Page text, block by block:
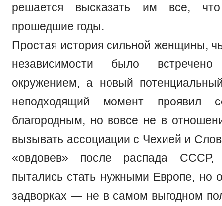
решается высказать им все,
прошедшие годы.
Простая история сильной женщины,
независимости было
окружением, а новый
неподходящий момент проявил
благородным, но вовсе не в
вызывать ассоциации с Чехией и
«овдовев» после распада СССР,
пытались стать нужными Европе, но
задворках — не в самом выгодном